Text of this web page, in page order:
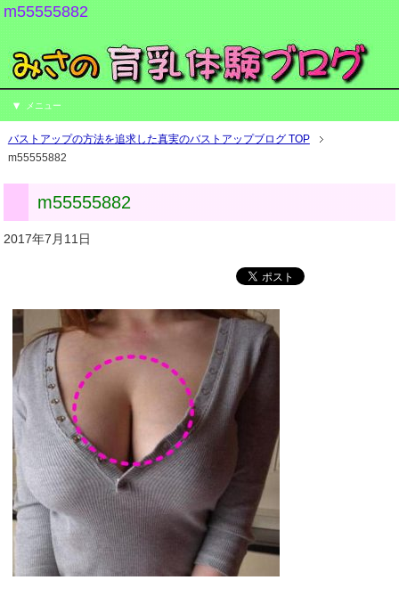
m55555882
メニュー
バストアップの方法を追求した真実のバストアップブログ TOP
m55555882
m55555882
2017年7月11日